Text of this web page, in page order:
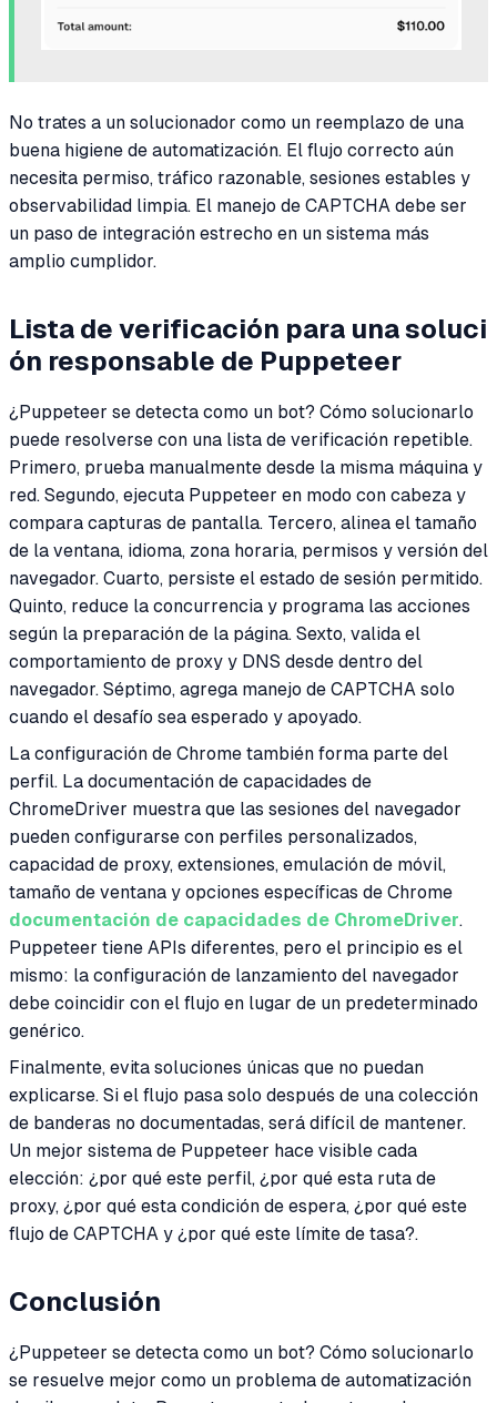
No trates a un solucionador como un reemplazo de una
buena higiene de automatización. El flujo correcto aún
necesita permiso, tráfico razonable, sesiones estables y
observabilidad limpia. El manejo de CAPTCHA debe ser
un paso de integración estrecho en un sistema más
amplio cumplidor.
Lista de verificación para una soluci
ón responsable de Puppeteer
¿Puppeteer se detecta como un bot? Cómo solucionarlo
puede resolverse con una lista de verificación repetible.
Primero, prueba manualmente desde la misma máquina y
red. Segundo, ejecuta Puppeteer en modo con cabeza y
compara capturas de pantalla. Tercero, alinea el tamaño
de la ventana, idioma, zona horaria, permisos y versión del
navegador. Cuarto, persiste el estado de sesión permitido.
Quinto, reduce la concurrencia y programa las acciones
según la preparación de la página. Sexto, valida el
comportamiento de proxy y DNS desde dentro del
navegador. Séptimo, agrega manejo de CAPTCHA solo
cuando el desafío sea esperado y apoyado.
La configuración de Chrome también forma parte del
perfil. La documentación de capacidades de
ChromeDriver muestra que las sesiones del navegador
pueden configurarse con perfiles personalizados,
capacidad de proxy, extensiones, emulación de móvil,
tamaño de ventana y opciones específicas de Chrome
documentación de capacidades de ChromeDriver.
Puppeteer tiene APIs diferentes, pero el principio es el
mismo: la configuración de lanzamiento del navegador
debe coincidir con el flujo en lugar de un predeterminado
genérico.
Finalmente, evita soluciones únicas que no puedan
explicarse. Si el flujo pasa solo después de una colección
de banderas no documentadas, será difícil de mantener.
Un mejor sistema de Puppeteer hace visible cada
elección: ¿por qué este perfil, ¿por qué esta ruta de
proxy, ¿por qué esta condición de espera, ¿por qué este
flujo de CAPTCHA y ¿por qué este límite de tasa?.
Conclusión
¿Puppeteer se detecta como un bot? Cómo solucionarlo
se resuelve mejor como un problema de automatización